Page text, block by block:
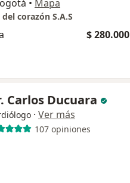
• Mapa
corazón S.A.S
$ 280.000
Carlos Ducuara
· Ver más
107 opiniones